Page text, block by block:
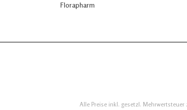
Florapharm
Alle Preise inkl. gesetzl. Mehrwertsteuer